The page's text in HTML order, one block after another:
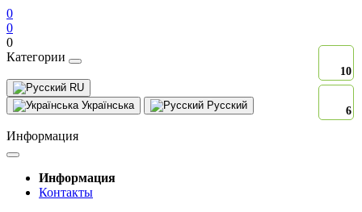
0
0
0
Категории
RU
Українська
Русский
Информация
Информация
Контакты
10
6